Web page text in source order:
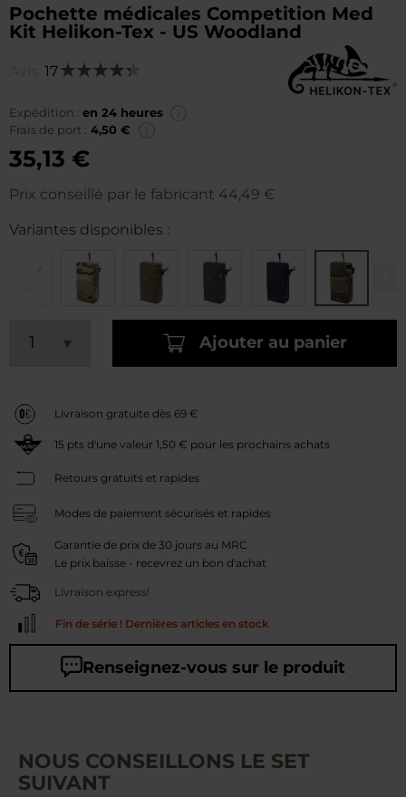
Pochette médicales Competition Med
Kit Helikon-Tex - US Woodland
17Notation:
Expédition : en 24 heures
Frais de port : 4,50 €
35,13 €
Prix conseillé par le fabricant 44,49 €
Variantes disponibles :
Ajouter au panier
Livraison gratuite dès 69 €
15 pts d'une valeur 1,50 € pour les prochains achats
Retours gratuits et rapides
Modes de paiement sécurisés et rapides
Garantie de prix de 30 jours au MRC
Le prix baisse - recevrez un bon d'achat
Livraison express!
Fin de série ! Dernières articles en stock
Renseignez-vous sur le produit
NOUS CONSEILLONS LE SET
SUIVANT